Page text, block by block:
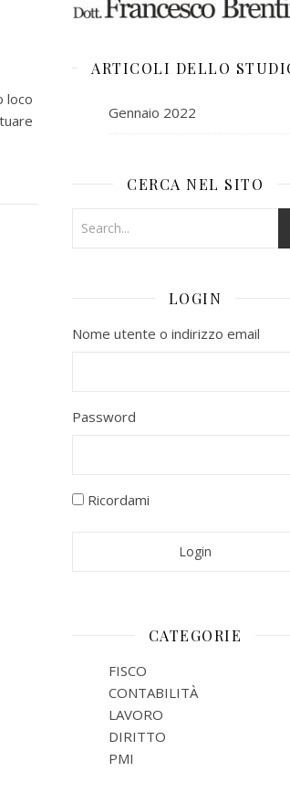
loco
ARTICOLI DELLO
Gennaio 2022
CERCA NEL SITO
LOGIN
Nome utente o indirizzo email
Password
Ricordami
CATEGORIE
FISCO
CONTABILITÀ
LAVORO
DIRITTO
PMI